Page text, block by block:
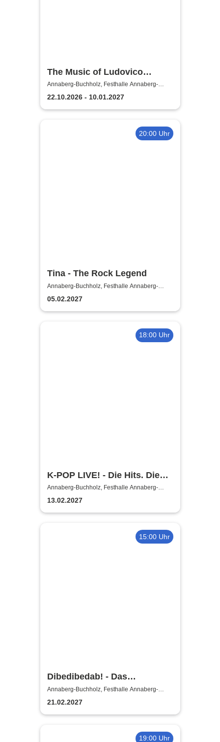
The Music of Ludovico
Einaudi: Tribute-
Klavierkonzert - Ludovico
Einaudi Tribute bei
Annaberg-Buchholz, Festhalle Annaberg-
Buchholz
22.10.2026 - 10.01.2027
20:00 Uhr
Tina - The Rock Legend
Annaberg-Buchholz, Festhalle Annaberg-
Buchholz
05.02.2027
18:00 Uhr
K-POP LIVE! - Die Hits. Die
Moves. Die Show.
Annaberg-Buchholz, Festhalle Annaberg-
Buchholz
13.02.2027
15:00 Uhr
Dibedibedab! - Das
Kikaninchen-Musical
Annaberg-Buchholz, Festhalle Annaberg-
Buchholz
21.02.2027
19:00 Uhr